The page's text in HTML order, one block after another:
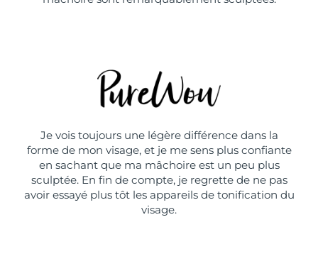
Je vois toujours une légère différence dans la
forme de mon visage, et je me sens plus confiante
en sachant que ma mâchoire est un peu plus
sculptée. En fin de compte, je regrette de ne pas
avoir essayé plus tôt les appareils de tonification du
visage.